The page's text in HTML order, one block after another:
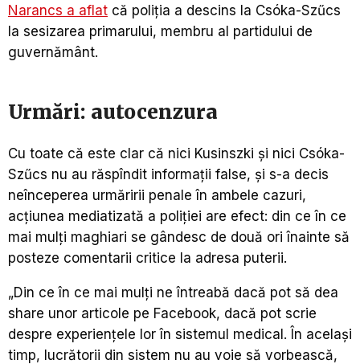
Narancs a aflat că poliţia a descins la Csóka-Szűcs
la sesizarea primarului, membru al partidului de
guvernământ.
Urmări: autocenzura
Cu toate că este clar că nici Kusinszki şi nici Csóka-
Szűcs nu au răspîndit informaţii false, şi s-a decis
neînceperea urmăririi penale în ambele cazuri,
acţiunea mediatizată a poliţiei are efect: din ce în ce
mai mulţi maghiari se gândesc de două ori înainte să
posteze comentarii critice la adresa puterii.
„Din ce în ce mai mulţi ne întreabă dacă pot să dea
share unor articole pe Facebook, dacă pot scrie
despre experienţele lor în sistemul medical. În acelaşi
timp, lucrătorii din sistem nu au voie să vorbească,